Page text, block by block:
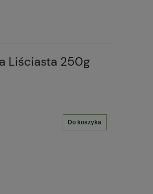
Liściasta 250g
Do koszyka